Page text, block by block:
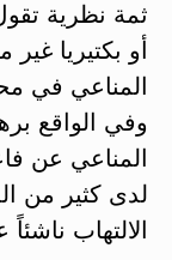
ثمة نظرية
أو بكتيريا
المناعي في
وفي الواقع
المناعي عن
لدى كثير من
الالتهاب